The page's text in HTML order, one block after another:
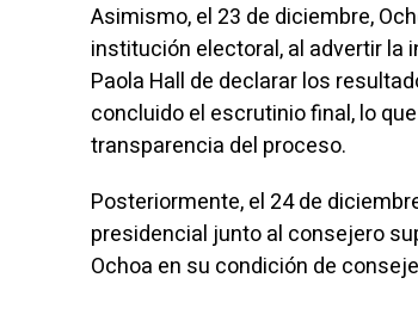
Asimismo, el 23 de diciembre,
institución electoral, al advertir la
Paola Hall de declarar los
concluido el escrutinio final, lo
transparencia del proceso.
Posteriormente, el 24 de
presidencial junto al consejero
Ochoa en su condición de